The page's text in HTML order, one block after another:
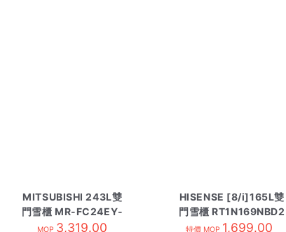
MITSUBISHI 243L雙
門雪櫃 MR-FC24EY-
SS 鈦銀
MOP 3,319.00
HISENSE [8/i]165L雙
門雪櫃 RT1N169NBD2
特價 MOP 1,699.00